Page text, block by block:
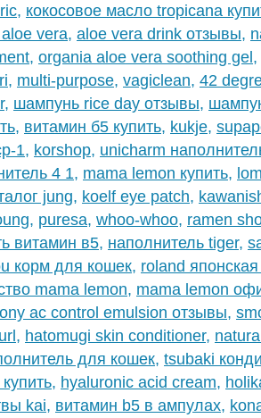
, кокосовое масло tropicana
vera, aloe vera drink отзывы,
, organia aloe vera soothing gel,
, multi-purpose, vagiclean, 42
, шампунь rice day отзывы,
, витамин б5 купить, kukje,
1, korshop, unicharm
4 1, mama lemon купить,
jung, koelf eye patch,
, puresa, whoo-whoo, ramen
витамин в5, наполнитель tiger,
корм для кошек, roland
mama lemon, mama lemon
ac control emulsion отзывы,
, hatomugi skin conditioner,
для кошек, tsubaki
, hyaluronic acid cream,
kai, витамин b5 в ампулах,